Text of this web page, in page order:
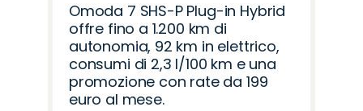
Omoda 7 SHS-P Plug-in Hybrid
offre fino a 1.200 km di
autonomia, 92 km in elettrico,
consumi di 2,3 l/100 km e una
promozione con rate da 199
euro al mese.